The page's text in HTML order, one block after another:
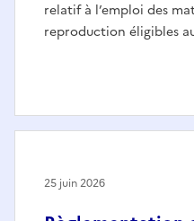
relatif à l’emploi des
reproduction éligibles
25 juin 2026